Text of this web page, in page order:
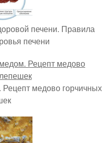
печени. Правила
печени
медово горчичных